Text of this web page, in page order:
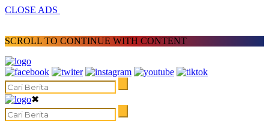
CLOSE ADS
SCROLL TO CONTINUE WITH CONTENT
✖